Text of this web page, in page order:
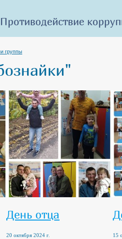
Противодействие
группы
День отца
20 октября 2024 г. 15